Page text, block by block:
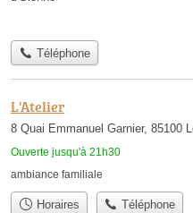
Téléphone
L'Atelier
8 Quai Emmanuel Garnier, 85100
Ouverte jusqu'à 21h30
ambiance familiale
Horaires Téléphone